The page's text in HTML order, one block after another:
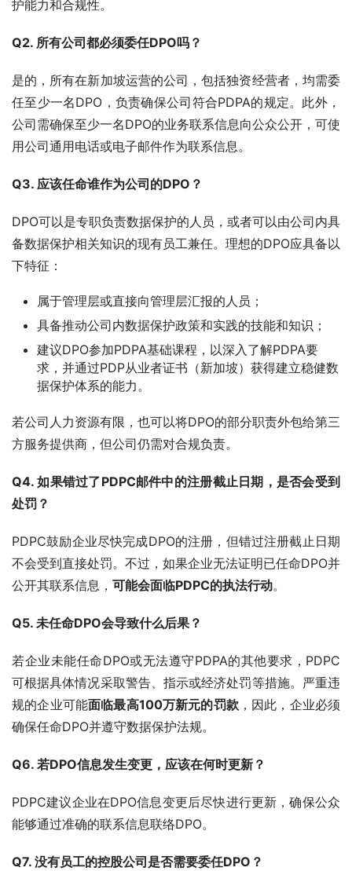
护能力和合规性。
Q2. 所有公司都必须委任DPO吗？
是的，所有在新加坡运营的公司，包括独资经营者，均需委
任至少一名DPO，负责确保公司符合PDPA的规定。此外，
公司需确保至少一名DPO的业务联系信息向公众公开，可使
用公司通用电话或电子邮件作为联系信息。
Q3. 应该任命谁作为公司的DPO？
DPO可以是专职负责数据保护的人员，或者可以由公司内具
备数据保护相关知识的现有员工兼任。理想的DPO应具备以
下特征：
属于管理层或直接向管理层汇报的人员；
具备推动公司内数据保护政策和实践的技能和知识；
建议DPO参加PDPA基础课程，以深入了解PDPA要
求，并通过PDP从业者证书（新加坡）获得建立稳健数
据保护体系的能力。
若公司人力资源有限，也可以将DPO的部分职责外包给第三
方服务提供商，但公司仍需对合规负责。
Q4. 如果错过了PDPC邮件中的注册截止日期，是否会受到
处罚？
PDPC鼓励企业尽快完成DPO的注册，但错过注册截止日期
不会受到直接处罚。不过，如果企业无法证明已任命DPO并
公开其联系信息， 可能会面临PDPC的执法行动。
Q5. 未任命DPO会导致什么后果？
若企业未能任命DPO或无法遵守PDPA的其他要求，PDPC
可根据具体情况采取警告、指示或经济处罚等措施。严重违
规的企业可能面临最高100万新元的罚款，因此，企业必须
确保任命DPO并遵守数据保护法规。
Q6. 若DPO信息发生变更，应该在何时更新？
PDPC建议企业在DPO信息变更后尽快进行更新，确保公众
能够通过准确的联系信息联络DPO。
Q7. 没有员工的控股公司是否需要委任DPO？